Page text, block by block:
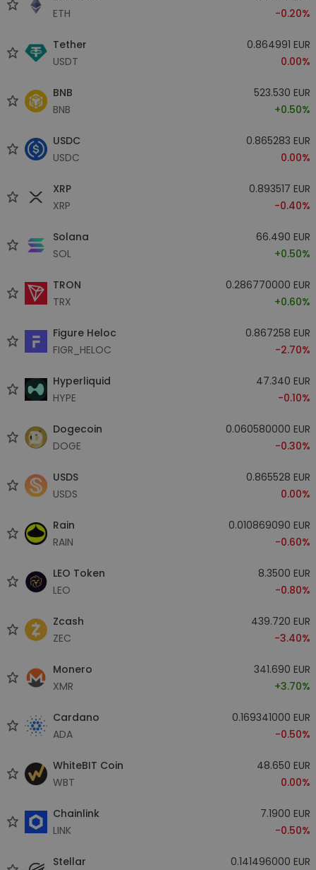
ETH
-0.20%
Tether
USDT
0.864991 EUR
0.00%
BNB
BNB
523.530 EUR
+0.50%
USDC
USDC
0.865283 EUR
0.00%
XRP
XRP
0.893517 EUR
-0.40%
Solana
SOL
66.490 EUR
+0.50%
TRON
TRX
0.286770000 EUR
+0.60%
Figure Heloc
FIGR_HELOC
0.867258 EUR
-2.70%
Hyperliquid
HYPE
47.340 EUR
-0.10%
Dogecoin
DOGE
0.060580000 EUR
-0.30%
USDS
USDS
0.865528 EUR
0.00%
Rain
RAIN
0.010869090 EUR
-0.60%
LEO Token
LEO
8.3500 EUR
-0.80%
Zcash
ZEC
439.720 EUR
-3.40%
Monero
XMR
341.690 EUR
+3.70%
Cardano
ADA
0.169341000 EUR
-0.50%
WhiteBIT Coin
WBT
48.650 EUR
0.00%
Chainlink
LINK
7.1900 EUR
-0.50%
Stellar
0.141496000 EUR